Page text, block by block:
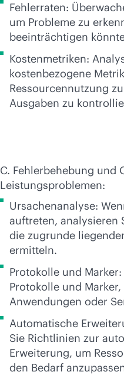
Fehlerraten:
um Probleme zu
beeinträchtigen
Kostenmetriken:
kostenbezogene
Ressourcennutzung
Ausgaben zu
C. Fehlerbehebung und
Leistungsproblemen:
Ursachenanalyse:
auftreten, analysieren
die zugrunde
ermitteln.
Protokolle und
Protokolle und
Anwendungen oder
Automatische
Sie Richtlinien zur
Erweiterung, um
den Bedarf